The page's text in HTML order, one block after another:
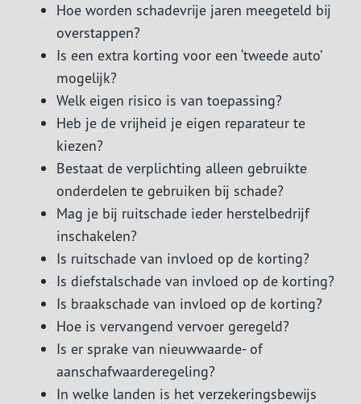
Hoe worden schadevrije jaren meegeteld bij
overstappen?
Is een extra korting voor een ‘tweede auto’
mogelijk?
Welk eigen risico is van toepassing?
Heb je de vrijheid je eigen reparateur te
kiezen?
Bestaat de verplichting alleen gebruikte
onderdelen te gebruiken bij schade?
Mag je bij ruitschade ieder herstelbedrijf
inschakelen?
Is ruitschade van invloed op de korting?
Is diefstalschade van invloed op de korting?
Is braakschade van invloed op de korting?
Hoe is vervangend vervoer geregeld?
Is er sprake van nieuwwaarde- of
aanschafwaarderegeling?
In welke landen is het verzekeringsbewijs